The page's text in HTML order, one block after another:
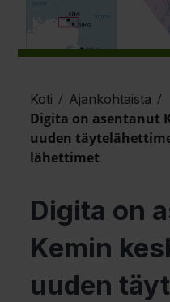
Koti / Ajankohtaista /
Digita on asentanut
uuden
lähettimet
Digita on
Kemin
uuden